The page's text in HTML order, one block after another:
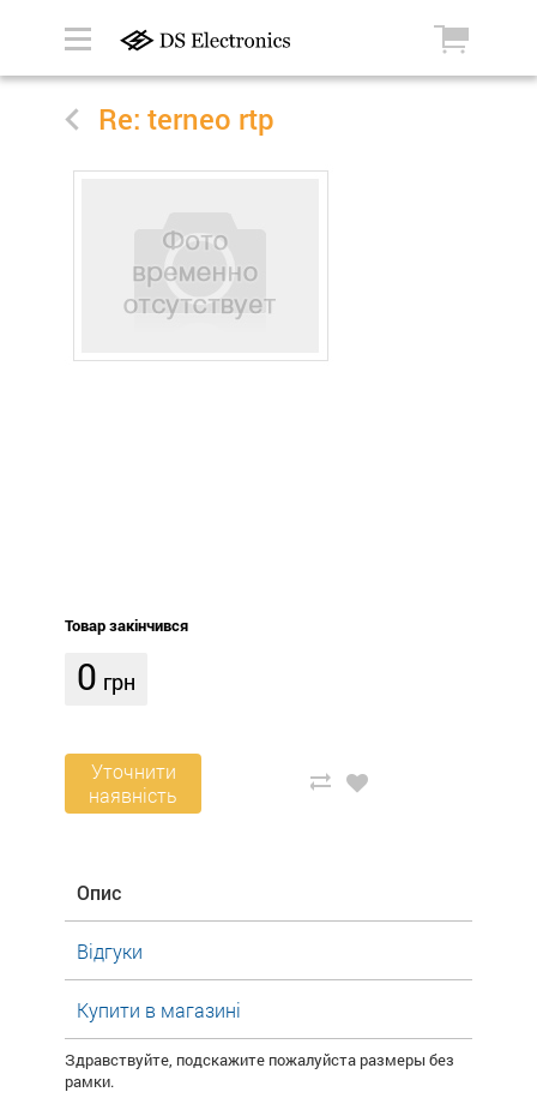
Re: terneo rtp
Товар закінчився
0 грн
Уточнити
наявність
Опис
Відгуки
Купити в магазині
Здравствуйте, подскажите пожалуйста размеры без
рамки.